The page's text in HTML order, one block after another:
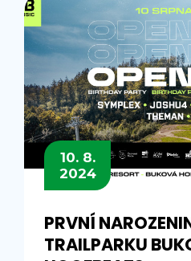
10. 8.
2024
PRVNÍ
TRAILPARKU